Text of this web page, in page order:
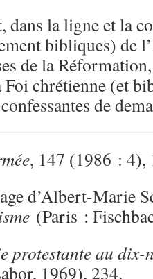
la ligne et la
bibliques) de
de la
chrétienne (et
de
, 147 (1986 : 4),
d’Albert-Marie
(Paris :
protestante au dix-
1969), 234.